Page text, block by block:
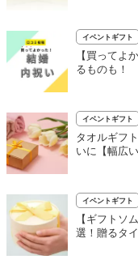
イベントギフト
【買ってよ
るものも！
イベントギフト
タオルギフ
いに【幅広
イベントギフト
【ギフトソ
選！贈るタ